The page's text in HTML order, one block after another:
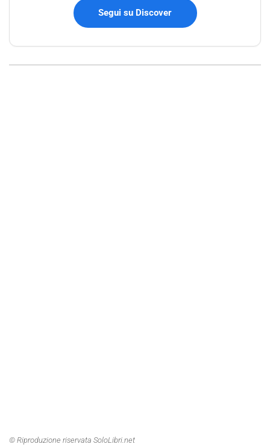
Segui su Discover
© Riproduzione riservata SoloLibri.net